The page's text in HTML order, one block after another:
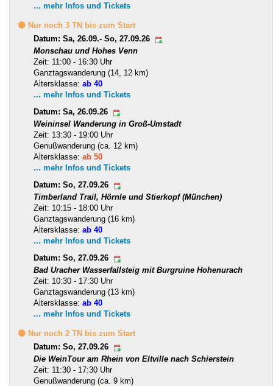
... mehr Infos und Tickets
🟡 Nur noch 3 TN bis zum Start
Datum: Sa, 26.09.- So, 27.09.26
Monschau und Hohes Venn
Zeit: 11:00 - 16:30 Uhr
Ganztagswanderung (14, 12 km)
Altersklasse: ab 40
... mehr Infos und Tickets
Datum: Sa, 26.09.26
Weininsel Wanderung in Groß-Umstadt
Zeit: 13:30 - 19:00 Uhr
Genußwanderung (ca. 12 km)
Altersklasse: ab 50
... mehr Infos und Tickets
Datum: So, 27.09.26
Timberland Trail, Hörnle und Stierkopf (München)
Zeit: 10:15 - 18:00 Uhr
Ganztagswanderung (16 km)
Altersklasse: ab 40
... mehr Infos und Tickets
Datum: So, 27.09.26
Bad Uracher Wasserfallsteig mit Burgruine Hohenurach
Zeit: 10:30 - 17:30 Uhr
Ganztagswanderung (13 km)
Altersklasse: ab 40
... mehr Infos und Tickets
🟡 Nur noch 2 TN bis zum Start
Datum: So, 27.09.26
Die WeinTour am Rhein von Eltville nach Schierstein
Zeit: 11:30 - 17:30 Uhr
Genußwanderung (ca. 9 km)